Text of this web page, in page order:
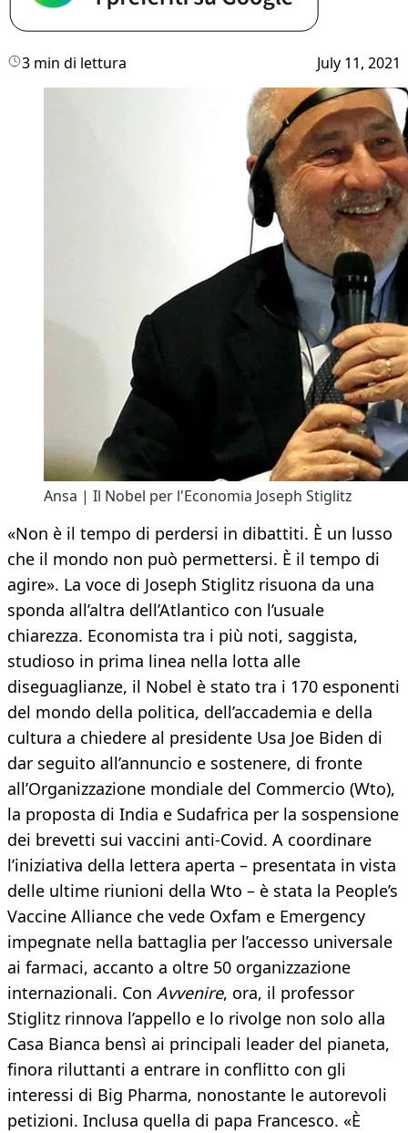
3 min di lettura July 11, 2021
Ansa | Il Nobel per l'Economia Joseph Stiglitz
«Non è il tempo di perdersi in dibattiti. È un lusso
che il mondo non può permettersi. È il tempo di
agire». La voce di Joseph Stiglitz risuona da una
sponda all’altra dell’Atlantico con l’usuale
chiarezza. Economista tra i più noti, saggista,
studioso in prima linea nella lotta alle
diseguaglianze, il Nobel è stato tra i 170 esponenti
del mondo della politica, dell’accademia e della
cultura a chiedere al presidente Usa Joe Biden di
dar seguito all’annuncio e sostenere, di fronte
all’Organizzazione mondiale del Commercio (Wto),
la proposta di India e Sudafrica per la sospensione
dei brevetti sui vaccini anti-Covid. A coordinare
l’iniziativa della lettera aperta – presentata in vista
delle ultime riunioni della Wto – è stata la People’s
Vaccine Alliance che vede Oxfam e Emergency
impegnate nella battaglia per l’accesso universale
ai farmaci, accanto a oltre 50 organizzazione
internazionali. Con Avvenire, ora, il professor
Stiglitz rinnova l’appello e lo rivolge non solo alla
Casa Bianca bensì ai principali leader del pianeta,
finora riluttanti a entrare in conflitto con gli
interessi di Big Pharma, nonostante le autorevoli
petizioni. Inclusa quella di papa Francesco. «È